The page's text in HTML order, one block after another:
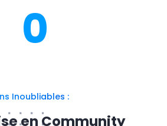
0
Inoubliables :
en Community